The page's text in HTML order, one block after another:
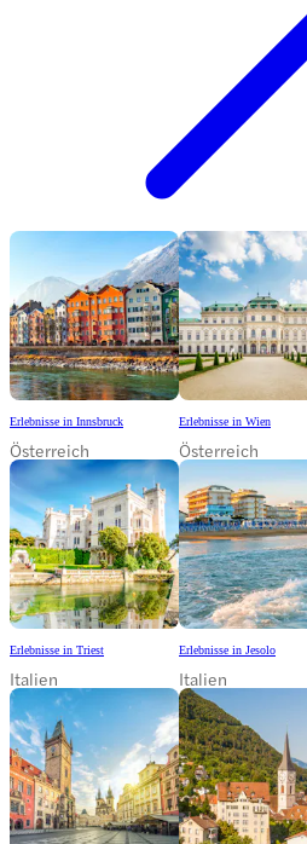
Erlebnisse in Innsbruck
Österreich
Erlebnisse in Wien
Österreich
Erlebnisse in Triest
Italien
Erlebnisse in Jesolo
Italien